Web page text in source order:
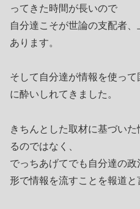
ってきた時間が長いので
自分達こそが世論の支配者
あります。
そして自分達が情報を使っ
に酔いしれてきました。
きちんとした取材に基づい
るのではなく、
でっちあげてでも自分達の
形で情報を流すことを報道と